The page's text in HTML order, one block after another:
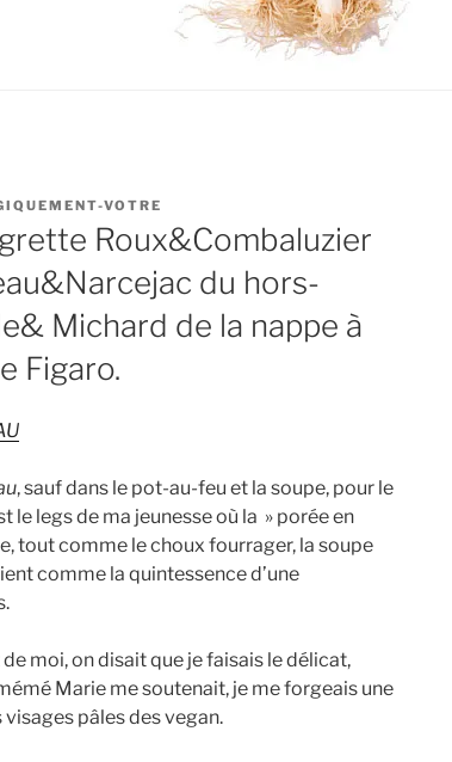
VOTRE
Roux&Combaluzier
du hors-
Michard de la nappe à
Figaro.
, sauf dans le pot-au-feu et la soupe, pour le
le legs de ma jeunesse où la » porée en
tout comme le choux fourrager, la soupe
comme la quintessence d’une
moi, on disait que je faisais le délicat,
Marie me soutenait, je me forgeais une
pâles des vegan.